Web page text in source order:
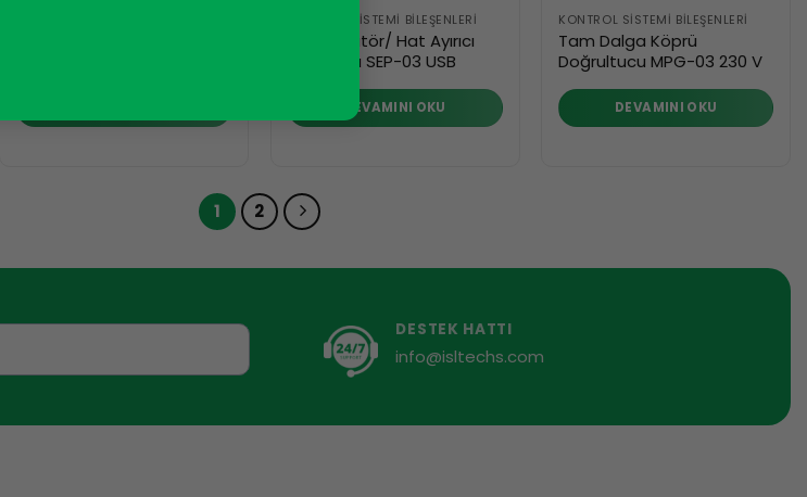
KONTROL SISTEMI BILEŞENLERI
Amplifikatör/ Hat Ayırıcı
USB hattı SEP-03 USB
DEVAMINI OKU
KONTROL SISTEMI BILEŞENLERI
Tam Dalga Köprü
Doğrultucu MPG-03 230 V
DEVAMINI OKU
1 2
DESTEK HATTI
info@isltechs.com